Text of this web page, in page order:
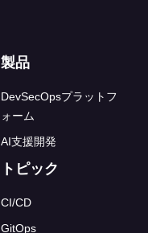
製品
DevSecOpsプラットフ
ォーム
AI支援開発
トピック
CI/CD
GitOps